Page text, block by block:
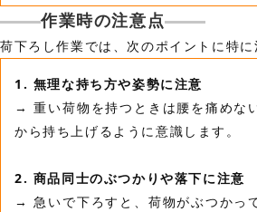
作業時の注意点
荷下ろし作業では、次のポイントに特に
1. 無理な持ち方や姿勢に注意
→ 重い荷物を持つときは腰を痛めな
から持ち上げるように意識します。
2. 商品同士のぶつかりや落下に注意
→ 急いで下ろすと、荷物がぶつかっ